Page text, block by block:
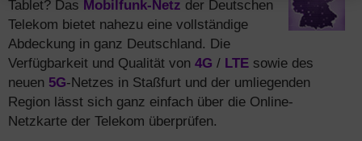
Tablet? Das Mobilfunk-Netz der Deutschen
Telekom bietet nahezu eine vollständige
Abdeckung in ganz Deutschland. Die
Verfügbarkeit und Qualität von 4G / LTE sowie des
neuen 5G-Netzes in Staßfurt und der umliegenden
Region lässt sich ganz einfach über die Online-
Netzkarte der Telekom überprüfen.